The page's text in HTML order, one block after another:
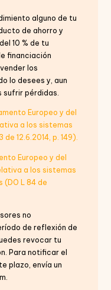
alguno de tu
de ahorro y
10 % de tu
financiación
los
lo desees y, aun
sufrir pérdidas.
Europeo y del
a los sistemas
12.6.2014, p. 149).
Europeo y del
a los sistemas
(DO L 84 de
no
de reflexión de
revocar tu
Para notificar el
plazo, envía un